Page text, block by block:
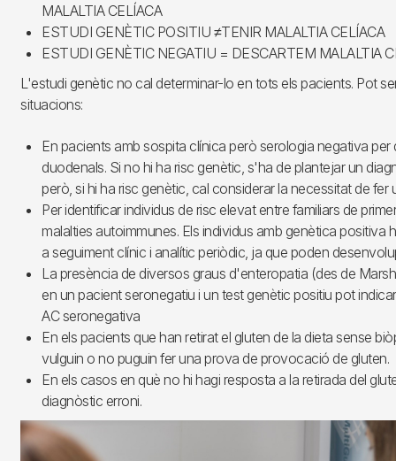
MALALTIA CELÍACA
ESTUDI GENÈTIC POSITIU ≠TENIR MALALTIA CELÍACA
ESTUDI GENÈTIC NEGATIU = DESCARTEM MALALTIA
L'estudi genètic no cal determinar-lo en tots els pacients. Pot
situacions:
En pacients amb sospita clínica però serologia negativa per
duodenals. Si no hi ha risc genètic, s'ha de plantejar un
però, si hi ha risc genètic, cal considerar la necessitat de fer
Per identificar individus de risc elevat entre familiars de
malalties autoimmunes. Els individus amb genètica positiva
a seguiment clínic i analític periòdic, ja que poden
La presència de diversos graus d'enteropatia (des de
en un pacient seronegatiu i un test genètic positiu pot
AC seronegativa
En els pacients que han retirat el gluten de la dieta sense
vulguin o no puguin fer una prova de provocació de gluten.
En els casos en què no hi hagi resposta a la retirada del
diagnòstic erroni.